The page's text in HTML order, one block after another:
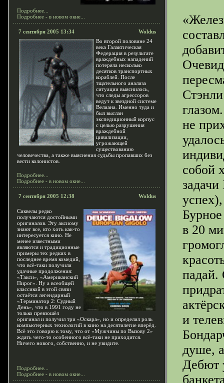
Подробнее...
Подробнее - в новом окне...
7 сентября 2005 13:34
Woldus
Во второй половине 24
века Галактическая
Федерация в результате
враждебных нападений
потеряла несколько
десятков транспортных
кораблей. После
тщательного анализа
ситуации выяснилось,
что следы агрессоров
ведут к звездной системе
Велиана. Именно туда и
был выслан
экспедиционный корпус
с целью разрушения
враждебной
цивилизации,
угрожающей
существованию
человечества, а также выяснения судьбы пропавших без
вести колонистов.
Подробнее...
Подробнее - в новом окне...
7 сентября 2005 12:38 Woldus
Сиквелы редко
получаются достойными
оригиналов. Эту аксиому
знают все, кто хоть как-то
интересуется кино. Не
менее известными
являются и традиционные
примеры тех редких в
последнее время комедий,
что всё-таки получили
удачные продолжения:
«Такси», «Американский
Пирог». Ну а всеобщей
классикой в этой связи
остаётся легендарный
«Терминатор 2: Судный
День», что в 1991 году не
только превзошёл
оригинал и получил три «Оскара», но и определил роль
компьютерных технологий в кино на десятилетие вперёд.
Всё это говорю к тому, что от «Мужчины по Вызову 2»
ждать чего-то особенного всё-таки не приходится.
Ничего нового, собственно, и не увидите.
Подробнее...
Подробнее - в новом окне...
не
собой
в 20
падай.
и
душе,
Дебют